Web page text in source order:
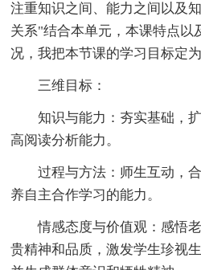
注重知识之间、能力之间以及
关系"结合本单元，本课特点以
况，我把本节课的学习目标定为
三维目标：
知识与能力：夯实基础，扩
高阅读分析能力。
过程与方法：师生互动，合
养自主合作学习的能力。
情感态度与价值观：感悟老
贵精神和品质，激发学生珍视